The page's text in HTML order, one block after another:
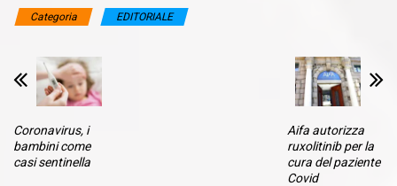
Categoria EDITORIALE
Coronavirus, i
bambini come
casi sentinella
Aifa autorizza
ruxolitinib per la
cura del paziente
Covid